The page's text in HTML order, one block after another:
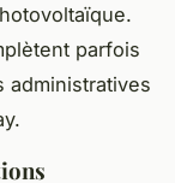
parfois
administratives